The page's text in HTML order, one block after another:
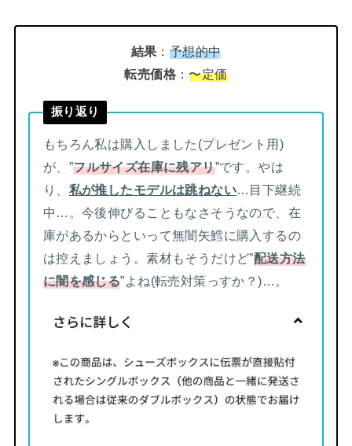
結果 ： 予想的中
転売価格： 〜定価
振り返り
もちろん私は購入しました(プレゼント用)
が、”フルサイズ在庫に残アリ”です。やは
り、 私が推したモデルは跳ねない…目下継続
中…。今後伸びることもなさそうなので、在
庫があるからといって無闇矢鱈に購入するの
は控えましょう。素材もそうだけど”配送方法
に闇を感じる”よね(転売対策っすか？)…。